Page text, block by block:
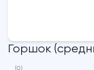
Горшок
(0)